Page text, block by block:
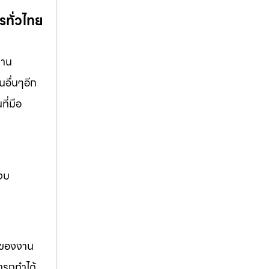
ทั่วไทย
น
อื่นๆอีก
ที่มือ
บ
องงาน